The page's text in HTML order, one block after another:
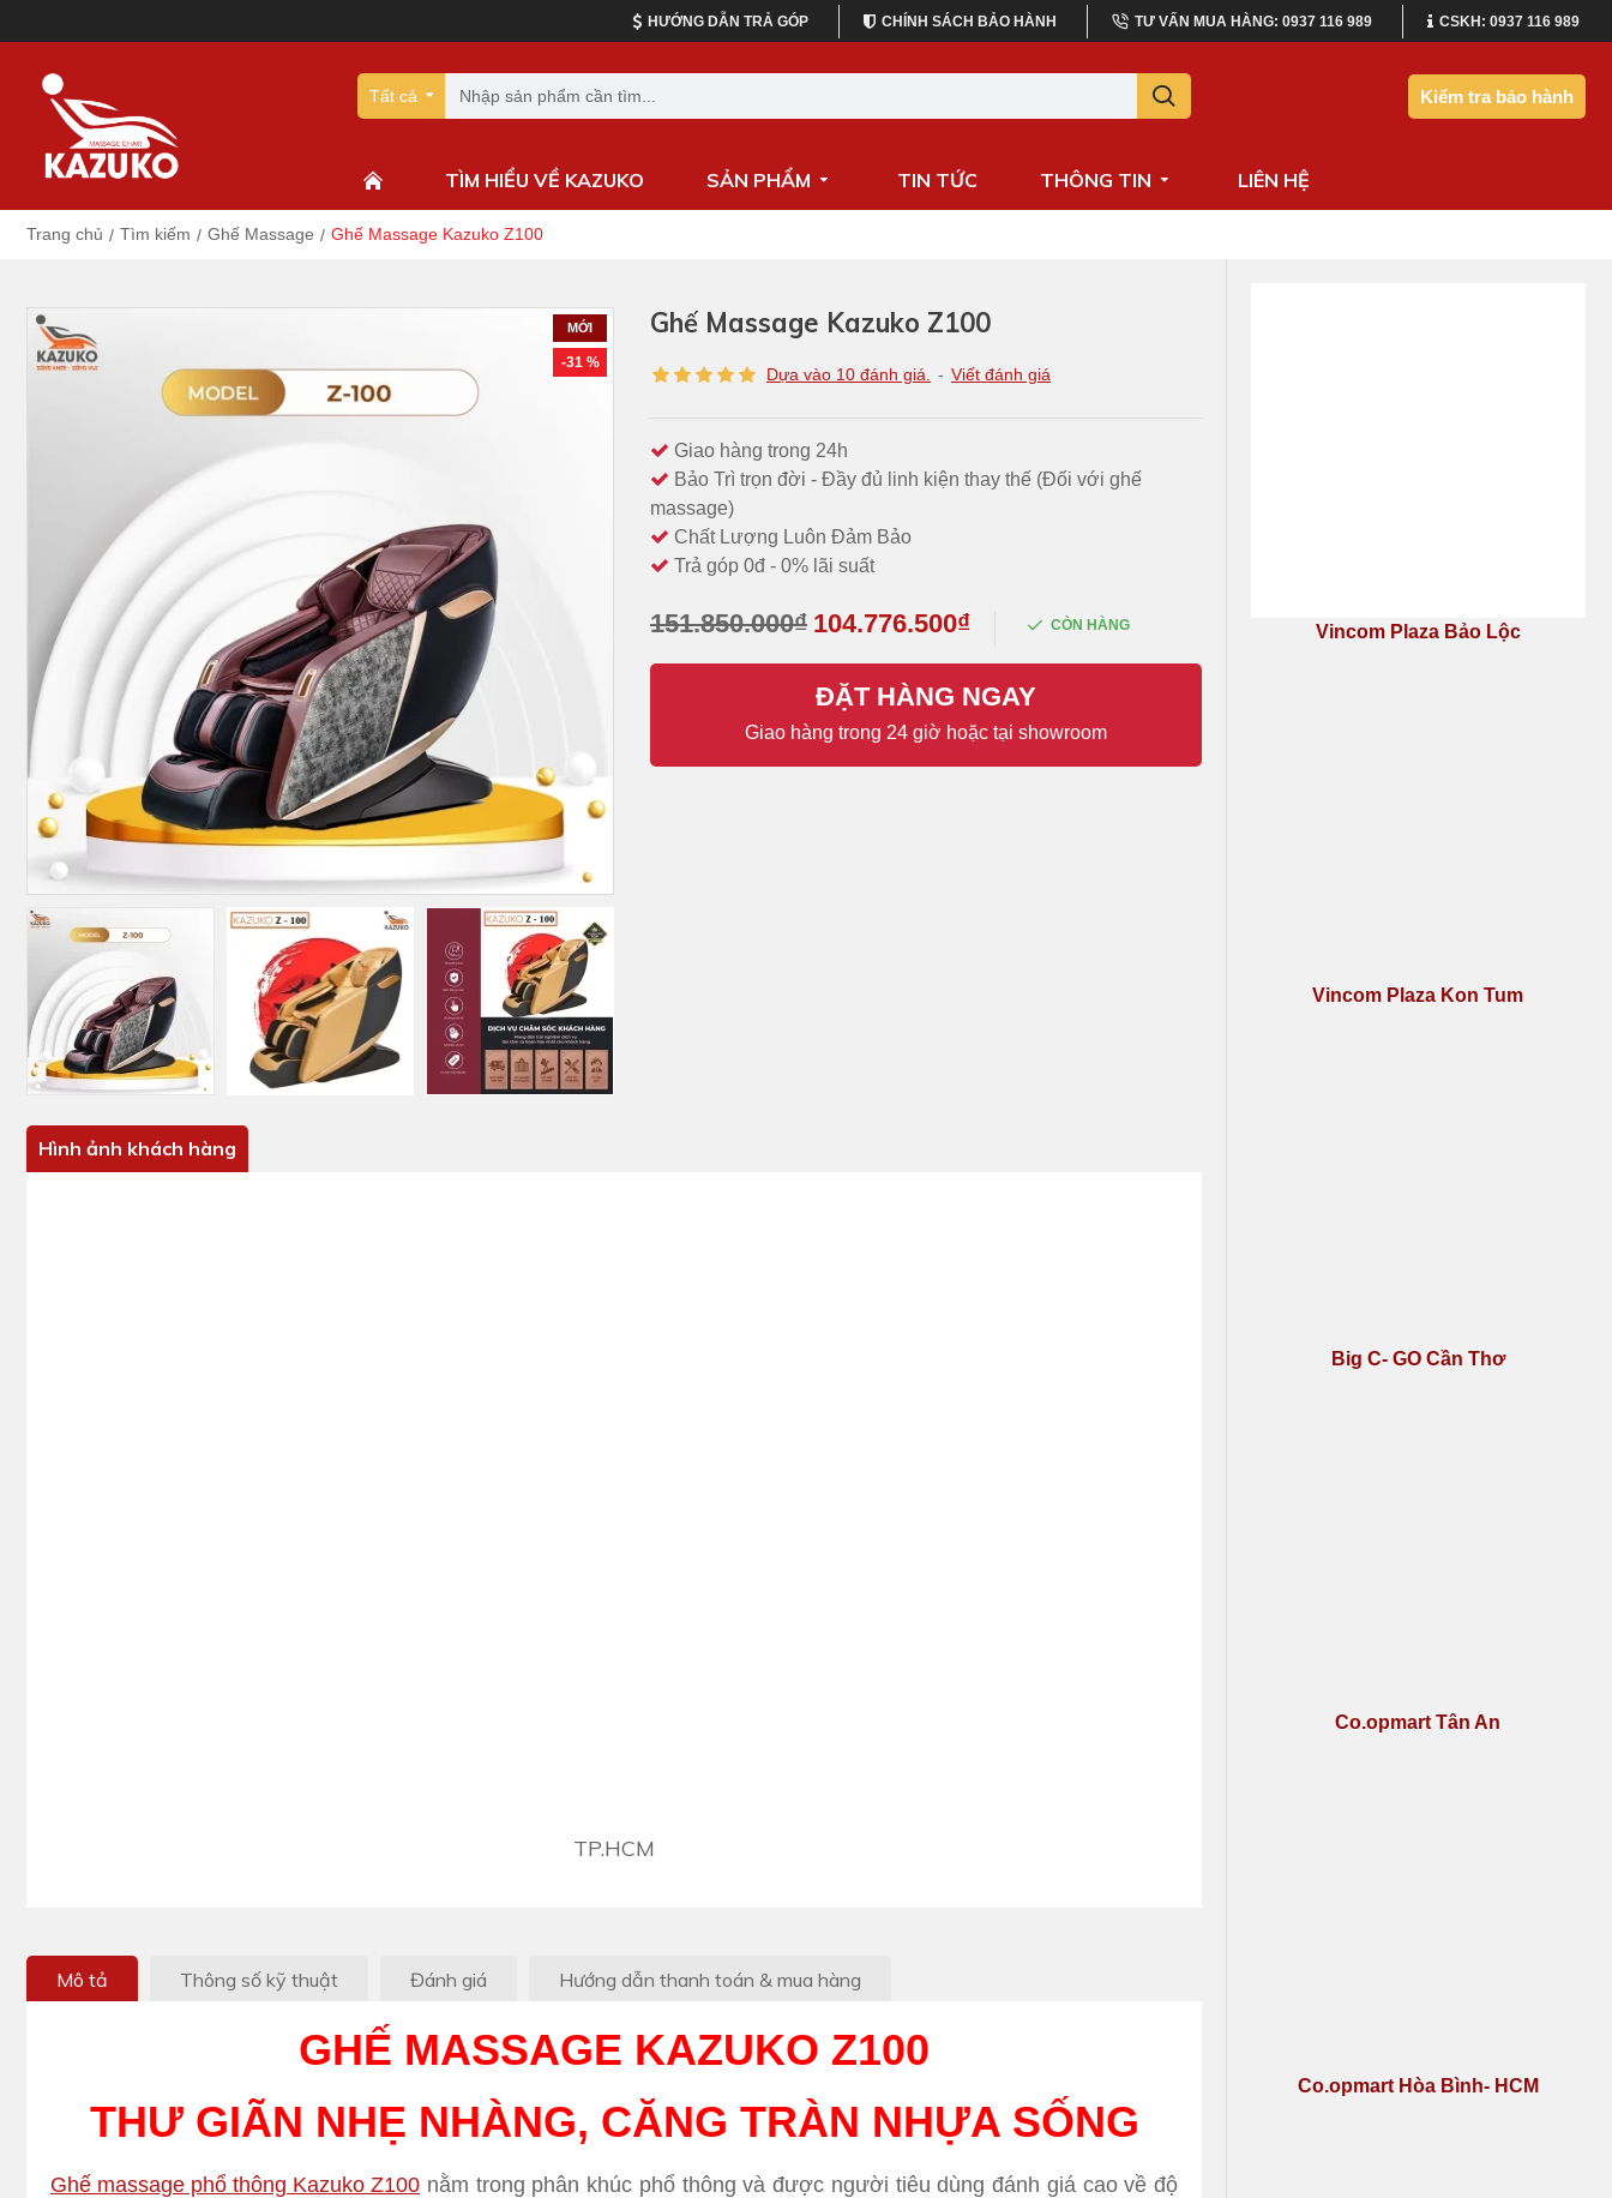
HƯỚNG DẪN TRẢ GÓP CHÍNH SÁCH BẢO HÀNH TƯ VẤN MUA HÀNG: 0937 116 989 CSKH: 0937 116 989
Tất cả Kiểm tra bảo hành
TÌM HIỂU VỀ KAZUKO SẢN PHẨM TIN TỨC THÔNG TIN LIÊN HỆ
Trang chủ Tìm kiếm Ghế Massage Ghế Massage Kazuko Z100
MỚI
-31 %
Ghế Massage Kazuko Z100
Giao hàng trong 24h
Bảo Trì trọn đời - Đầy đủ linh kiện thay thế (Đối với ghế
massage)
Chất Lượng Luôn Đảm Bảo
Trả góp 0đ - 0% lãi suất
Dựa vào 10 đánh giá. - Viết đánh giá
104.776.500₫
151.850.000₫ CÒN HÀNG
ĐẶT HÀNG NGAY
Mô tả Thông số kỹ thuật Đánh giá Hướng dẫn thanh toán & mua hàng
GHẾ MASSAGE KAZUKO Z100
THƯ GIÃN NHẸ NHÀNG, CĂNG TRÀN NHỰA SỐNG
Ghế massage phổ thông Kazuko Z100 nằm trong phân khúc phổ thông và được người tiêu dùng đánh giá cao về độ
Hình ảnh khách hàng
TP.HCM
Vincom Plaza Bảo Lộc
Vincom Plaza Kon Tum
Big C- GO Cần Thơ
Co.opmart Tân An
Co.opmart Hòa Bình- HCM